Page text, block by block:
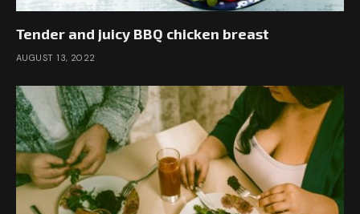
Tender and juicy BBQ chicken breast
AUGUST 13, 2022